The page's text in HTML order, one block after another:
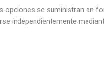
se suministran en
independientemente